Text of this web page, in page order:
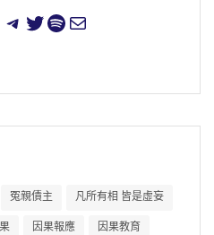
冤親債主 凡所有相 皆是虛妄
因果報應 因果教育